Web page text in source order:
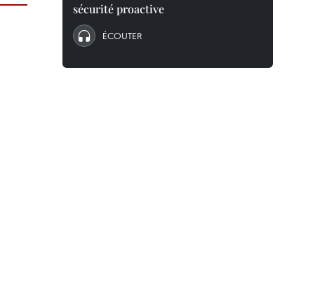
sécurité proactive
ÉCOUTER